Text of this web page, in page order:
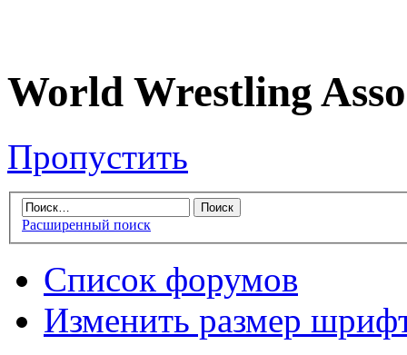
World Wrestling
Пропустить
Расширенный поиск
Список форумов
Изменить размер